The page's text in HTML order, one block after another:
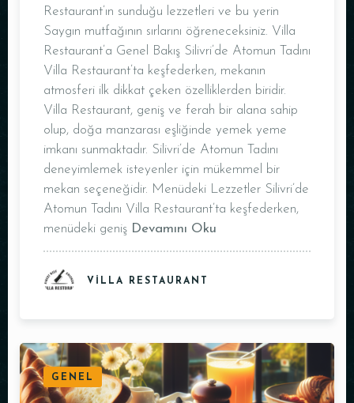
Restaurant’ın sunduğu lezzetleri ve bu yerin
Saygın mutfağının sırlarını öğreneceksiniz. Villa
Restaurant’a Genel Bakış Silivri’de Atomun Tadını
Villa Restaurant’ta keşfederken, mekanın
atmosferi ilk dikkat çeken özelliklerden biridir.
Villa Restaurant, geniş ve ferah bir alana sahip
olup, doğa manzarası eşliğinde yemek yeme
imkanı sunmaktadır. Silivri’de Atomun Tadını
deneyimlemek isteyenler için mükemmel bir
mekan seçeneğidir. Menüdeki Lezzetler Silivri’de
Atomun Tadını Villa Restaurant’ta keşfederken,
menüdeki geniş Devamını Oku
VILLA RESTAURANT
GENEL